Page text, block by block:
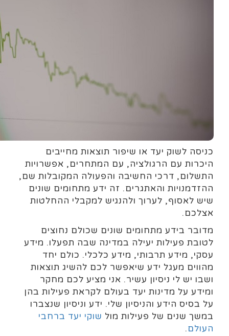
כניסה לשוק יעד או שיפור תוצאות מחייבים
היכרות עם הרגולציה, עם המתחרים, אפשרויות
התשלום, דרכי החשיבה והפעולה המקובלות שם,
ההזדמנויות והאתגרים. זה ידע מתחומים שונים
שיש לאסוף, לערוך ולהנגיש למקבלי ההחלטות
אצלכם.
מדובר בידע מתחומים שונים שכולם נחוצים
לטובת פעילות יעילה במדינה שבה תפעלו. מידע
עסקי, מידע תרבותי, מידע כלכלי. כולם יחד
מהווים מעגל ידע שיאפשר לכם להשיג תוצאות
ושבו יש לי ניסיון עשיר. אני מציע לכם מחקר
ומידע על מדינות יעד בעולם לקראת פעילות בהן
על בסיס הידע והניסיון שלי. ידע וניסיון שנצברו
במשך שנים של פעילות מול שוקי יעד ברחבי
העולם.